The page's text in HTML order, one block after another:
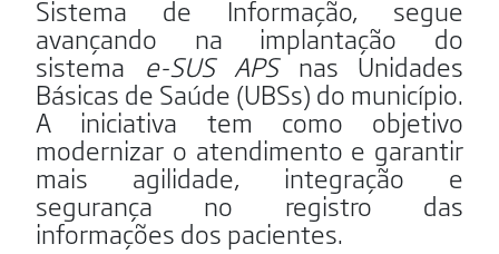
Sistema de Informação, segue
avançando na implantação do
sistema e-SUS APSnas Unidades
Básicas de Saúde (UBSs) do município.
A iniciativa tem como objetivo
modernizar o atendimento e garantir
mais agilidade, integração e
segurança no registro das
informações dos pacientes.